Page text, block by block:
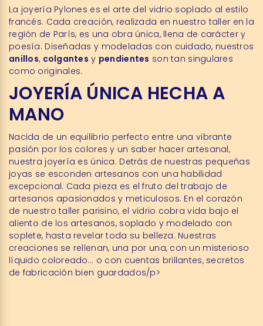
La joyería Pylones es el arte del vidrio soplado al estilo
francés. Cada creación, realizada en nuestro taller en la
región de París, es una obra única, llena de carácter y
poesía. Diseñadas y modeladas con cuidado, nuestros
anillos, colgantes y pendientes son tan singulares
como originales.
JOYERÍA ÚNICA HECHA A
MANO
Nacida de un equilibrio perfecto entre una vibrante
pasión por los colores y un saber hacer artesanal,
nuestra joyería es única. Detrás de nuestras pequeñas
joyas se esconden artesanos con una habilidad
excepcional. Cada pieza es el fruto del trabajo de
artesanos apasionados y meticulosos. En el corazón
de nuestro taller parisino, el vidrio cobra vida bajo el
aliento de los artesanos, soplado y modelado con
soplete, hasta revelar toda su belleza. Nuestras
creaciones se rellenan, una por una, con un misterioso
líquido coloreado... o con cuentas brillantes, secretos
de fabricación bien guardados/p>